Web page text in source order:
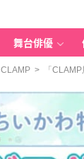
舞台俳優
CLAMP > 「CLAMP